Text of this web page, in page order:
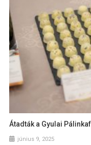
Átadták a Gyulai
június 9, 2025